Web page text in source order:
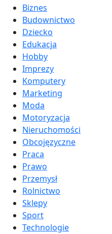
Biznes
Budownictwo
Dziecko
Edukacja
Hobby
Imprezy
Komputery
Marketing
Moda
Motoryzacja
Nieruchomości
Obcojęzyczne
Praca
Prawo
Przemysł
Rolnictwo
Sklepy
Sport
Technologie